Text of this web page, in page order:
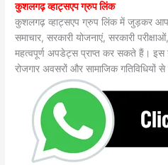
कुशलगढ़ व्हाट्सएप ग्रुप लिंक
कुशलगढ़ व्हाट्सएप ग्रुप लिंक में जुड़कर
समाचार, सरकारी योजनाएं, सरकारी
महत्वपूर्ण अपडेट्स प्राप्त कर सकते हैं।
रोजगार अवसरों और सामाजिक